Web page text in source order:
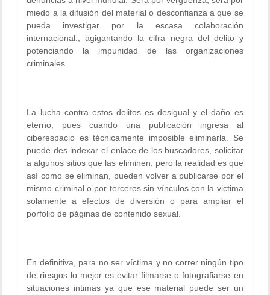
miedo a la difusión del material o desconfianza a que se
pueda investigar por la escasa colaboración
internacional., agigantando la cifra negra del delito y
potenciando la impunidad de las organizaciones
criminales.
La lucha contra estos delitos es desigual y el daño es
eterno, pues cuando una publicación ingresa al
ciberespacio es técnicamente imposible eliminarla. Se
puede des indexar el enlace de los buscadores, solicitar
a algunos sitios que las eliminen, pero la realidad es que
así como se eliminan, pueden volver a publicarse por el
mismo criminal o por terceros sin vínculos con la victima
solamente a efectos de diversión o para ampliar el
porfolio de páginas de contenido sexual.
En definitiva, para no ser víctima y no correr ningún tipo
de riesgos lo mejor es evitar filmarse o fotografiarse en
situaciones intimas ya que ese material puede ser un